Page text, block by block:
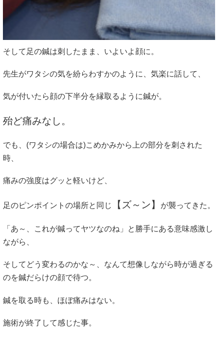
そして足の鍼は刺したまま、いよいよ顔に。
先生がワタシの気を紛らわすかのように、気楽に話して、
気が付いたら顔の下半分を縁取るように鍼が。
殆ど痛みなし。
でも、(ワタシの場合は)こめかみから上の部分を刺された
時、
痛みの強度はグッと軽いけど、
足のピンポイントの場所と同じ 【ズ～ン】 が襲ってきた。
「あ～、これが鍼ってヤツなのね」と勝手にある意味感激し
ながら、
そしてどう変わるのかな～、なんて想像しながら時が過ぎる
のを鍼だらけの顔で待つ。
鍼を取る時も、ほぼ痛みはない。
施術が終了して感じた事。